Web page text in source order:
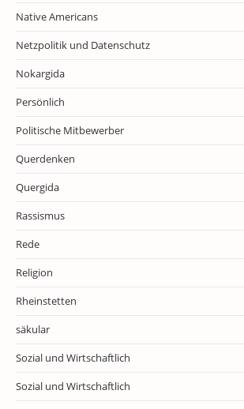
Native Americans
Netzpolitik und Datenschutz
Nokargida
Persönlich
Politische Mitbewerber
Querdenken
Quergida
Rassismus
Rede
Religion
Rheinstetten
säkular
Sozial und Wirtschaftlich
Sozial und Wirtschaftlich